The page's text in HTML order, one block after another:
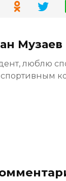
Музаев
люблю
спортивным